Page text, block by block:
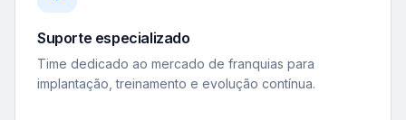
Suporte especializado
Time dedicado ao mercado de franquias para
implantação, treinamento e evolução contínua.